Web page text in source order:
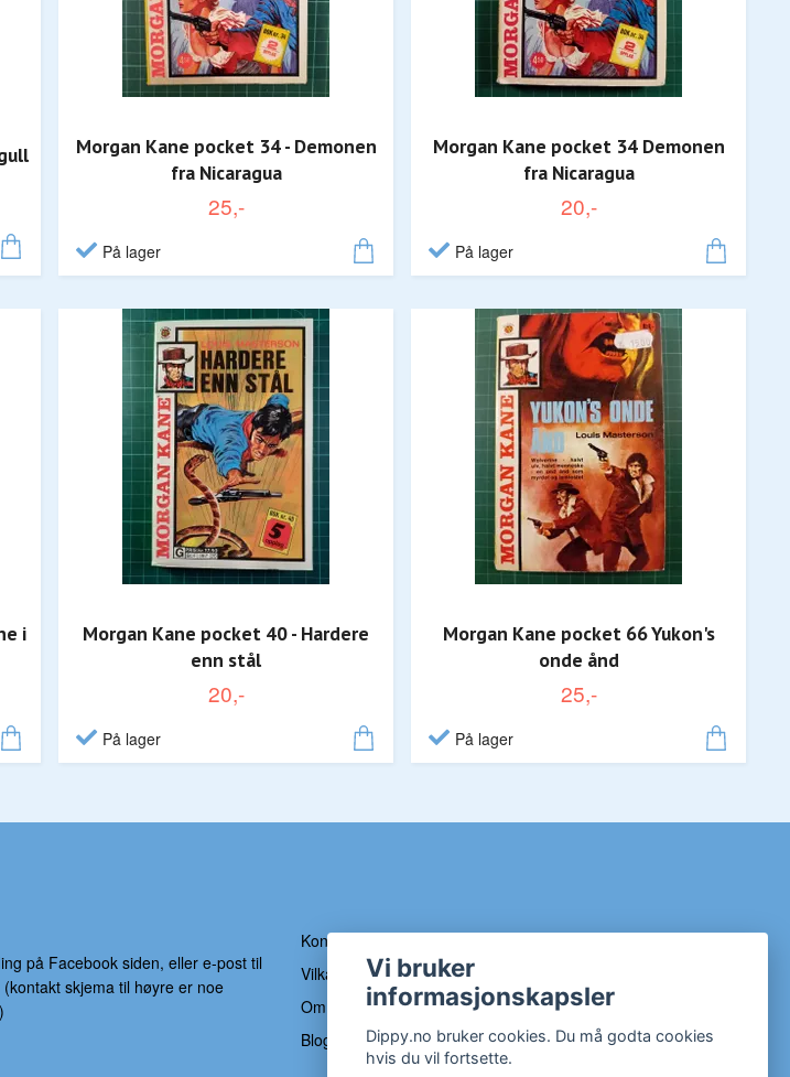
Morgan Kane pocket 34 - Demonen
fra Nicaragua
25,-
På lager
Morgan Kane pocket 34 Demonen
fra Nicaragua
20,-
På lager
i
Morgan Kane pocket 40 - Hardere
enn stål
20,-
På lager
Morgan Kane pocket 66 Yukon's
onde ånd
25,-
På lager
på Facebook siden, eller e-post til
(kontakt skjema til høyre er noe
Kontakt
Vilkår og betingelser
Om Dippy
Blogg
Vi bruker
informasjonskapsler
Dippy.no bruker cookies. Du må godta cookies
hvis du vil fortsette.